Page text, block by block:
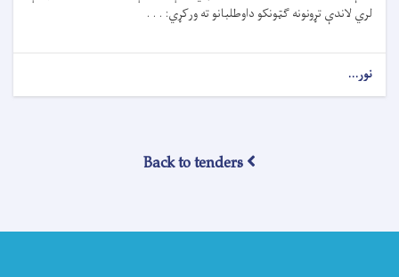
لري لاندې تړونونه ګټونکو داوطلبانو ته ورکړي: . . .
نور...
د
Back to tenders